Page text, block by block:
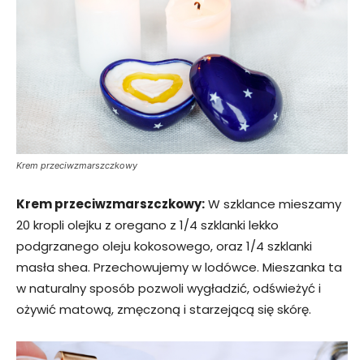
Krem przeciwzmarszczkowy
Krem przeciwzmarszczkowy:W szklance mieszamy
20 kropli olejku z oregano z 1/4 szklanki lekko
podgrzanego oleju kokosowego, oraz 1/4 szklanki
masła shea. Przechowujemy w lodówce. Mieszanka ta
w naturalny sposób pozwoli wygładzić, odświeżyć i
ożywić matową, zmęczoną i starzejącą się skórę.